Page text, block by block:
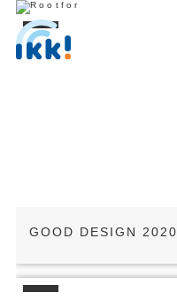
GOOD DESIGN 2020